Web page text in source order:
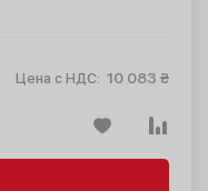
Цена с НДС: 10 083 ₴